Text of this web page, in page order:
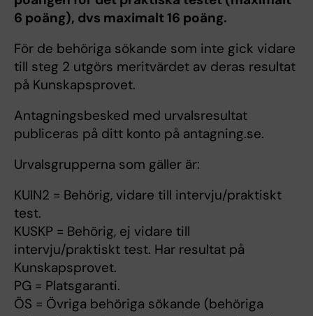
6 poäng), dvs maximalt 16 poäng.
För de behöriga sökande som inte gick vidare
till steg 2 utgörs meritvärdet av deras resultat
på Kunskapsprovet.
Antagningsbesked med urvalsresultat
publiceras på ditt konto på antagning.se.
Urvalsgrupperna som gäller är:
KUIN2 = Behörig, vidare till intervju/praktiskt
test.
KUSKP = Behörig, ej vidare till
intervju/praktiskt test. Har resultat på
Kunskapsprovet.
PG = Platsgaranti.
ÖS = Övriga behöriga sökande (behöriga